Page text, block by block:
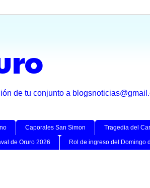
de tu conjunto a
Caporales San Simon Tragedia del
de Oruro 2026 Rol de ingreso del Domingo